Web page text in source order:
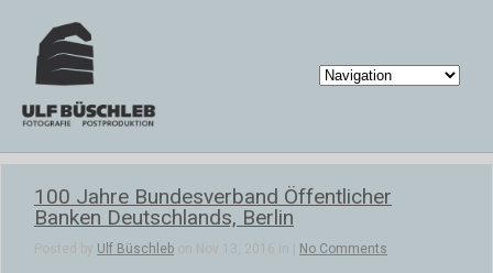
100 Jahre Bundesverband Öffentlicher
Banken Deutschlands, Berlin
Posted by Ulf Büschleb on Nov 13, 2016 in | No Comments